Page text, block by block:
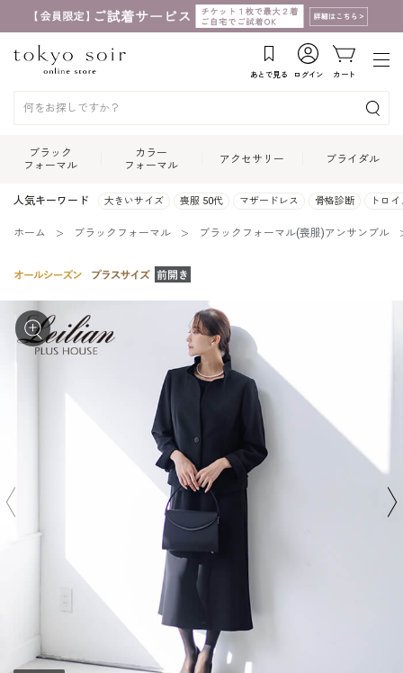
あとで見る ログイン カート
ブラック
フォーマル
カラー
フォーマル
アクセサリー ブライダル
人気キーワード 大きいサイズ 喪服 50代 マザードレス 骨格診断 トロ
ホーム ブラックフォーマル ブラックフォーマル(喪服)アンサンブル